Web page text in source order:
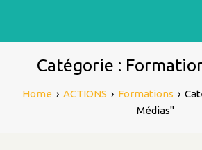
Catégorie :
Home › ACTIONS › Formations ›
Médias"